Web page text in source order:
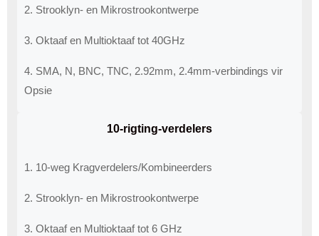
2. Strooklyn- en Mikrostrookontwerpe
3. Oktaaf ​​en Multioktaaf ​​tot 40GHz
4. SMA, N, BNC, TNC, 2.92mm, 2.4mm-verbindings vir
Opsie
10-rigting-verdelers
1. 10-weg Kragverdelers/Kombineerders
2. Strooklyn- en Mikrostrookontwerpe
3. Oktaaf ​​en Multioktaaf ​​tot 6 GHz